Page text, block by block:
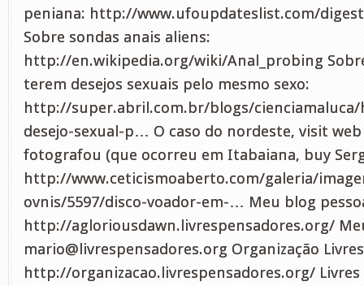
peniana: http://www.ufoupdateslist.com/digest/
Sobre sondas anais aliens:
http://en.wikipedia.org/wiki/Anal_probing
terem desejos sexuais pelo mesmo sexo:
http://super.abril.com.br/blogs/
desejo-sexual-p… O caso do nordeste, visit
fotografou (que ocorreu em Itabaiana, buy
http://www.ceticismoaberto.com/galeria/
ovnis/5597/disco-voador-em-… Meu blog
http://agloriousdawn.livrespensadores.org/
mario@livrespensadores.org Organização
http://organizacao.livrespensadores.org/ Livres